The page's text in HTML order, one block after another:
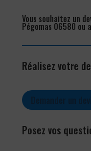
Vous souhaitez un
Pégomas 06580 ou
Réalisez votre
Posez vos